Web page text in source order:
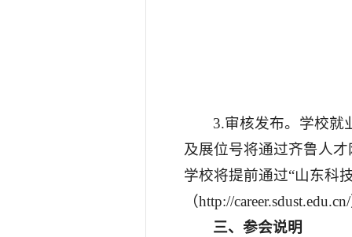
3.审核发布。学校就
及展位号将通过齐鲁人
学校将提前通过“山东科
（http://
三、参会说明